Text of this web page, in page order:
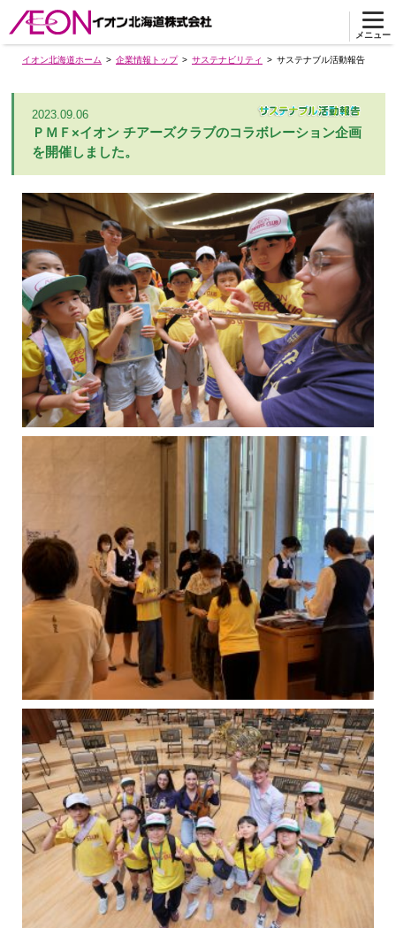
メニュー
イオン北海道ホーム 企業情報トップ サステナビリティ サステナブル活動報告
2023.09.06
ＰＭＦ×イオン チアーズクラブのコラボレーション企画
を開催しました。